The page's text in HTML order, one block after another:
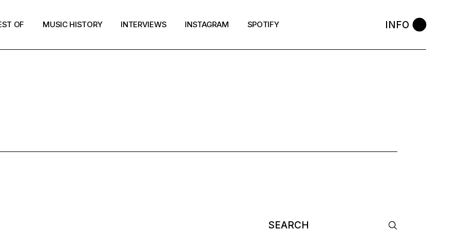
OF MUSIC HISTORY INTERVIEWS INSTAGRAM SPOTIFY INFO
Search